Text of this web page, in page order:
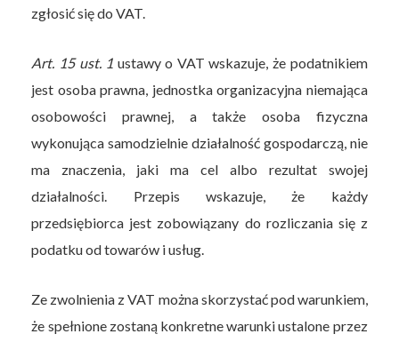
zgłosić się do VAT.
Art. 15 ust. 1 ustawy o VAT wskazuje, że podatnikiem
jest osoba prawna, jednostka organizacyjna niemająca
osobowości prawnej, a także osoba fizyczna
wykonująca samodzielnie działalność gospodarczą, nie
ma znaczenia, jaki ma cel albo rezultat swojej
działalności. Przepis wskazuje, że każdy
przedsiębiorca jest zobowiązany do rozliczania się z
podatku od towarów i usług.
Ze zwolnienia z VAT można skorzystać pod warunkiem,
że spełnione zostaną konkretne warunki ustalone przez